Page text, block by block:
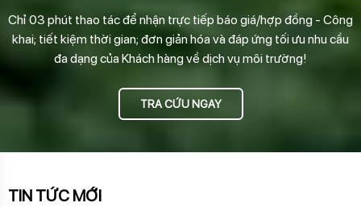
Chỉ 03 phút thao tác để nhận trực tiếp báo giá/hợp đồng - Công
khai; tiết kiệm thời gian; đơn giản hóa và đáp ứng tối ưu nhu cầu
đa dạng của Khách hàng về dịch vụ môi trường!
TRA CỨU NGAY
TIN TỨC MỚI